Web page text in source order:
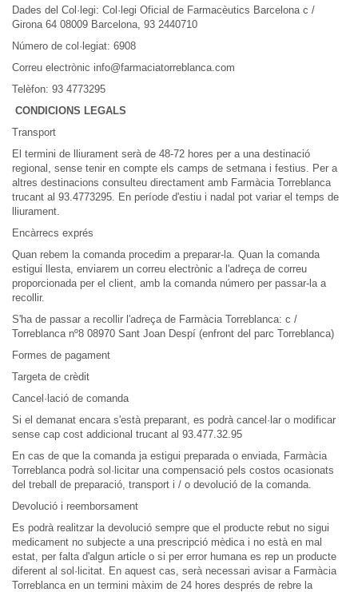
Dades del Col·legi: Col·legi Oficial de Farmacèutics Barcelona c /
Girona 64 08009 Barcelona, ​​93 2440710
Número de col·legiat: 6908
Correu electrònic info@farmaciatorreblanca.com
Telèfon: 93 4773295
CONDICIONS LEGALS
Transport
El termini de lliurament serà de 48-72 hores per a una destinació
regional, sense tenir en compte els camps de setmana i festius. Per a
altres destinacions consulteu directament amb Farmàcia Torreblanca
trucant al 93.4773295. En període d'estiu i nadal pot variar el temps de
lliurament.
Encàrrecs exprés
Quan rebem la comanda procedim a preparar-la. Quan la comanda
estigui llesta, enviarem un correu electrònic a l'adreça de correu
proporcionada per el client, amb la comanda número per passar-la a
recollir.
S'ha de passar a recollir l'adreça de Farmàcia Torreblanca: c /
Torreblanca nº8 08970 Sant Joan Despí (enfront del parc Torreblanca)
Formes de pagament
Targeta de crèdit
Cancel·lació de comanda
Si el demanat encara s'està preparant, es podrà cancel·lar o modificar
sense cap cost addicional trucant al 93.477.32.95
En cas de que la comanda ja estigui preparada o enviada, Farmàcia
Torreblanca podrà sol·licitar una compensació pels costos ocasionats
del treball de preparació, transport i / o devolució de la comanda.
Devolució i reemborsament
Es podrà realitzar la devolució sempre que el producte rebut no sigui
medicament no subjecte a una prescripció mèdica i no està en mal
estat, per falta d'algun article o si per error humana es rep un producte
diferent al sol·licitat. En aquest cas, serà necessari avisar a Farmàcia
Torreblanca en un termini màxim de 24 hores després de rebre la